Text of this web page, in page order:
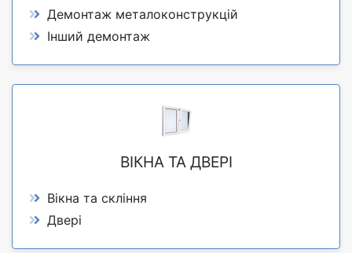
Демонтаж металоконструкцій
Інший демонтаж
ВІКНА ТА ДВЕРІ
Вікна та скління
Двері